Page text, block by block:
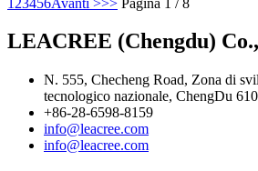
LEACREE (Chengdu)
N. 555, Checheng Road, Zona di
tecnologico nazionale, ChengDu
+86-28-6598-8159
info@leacree.com
info@leacree.com